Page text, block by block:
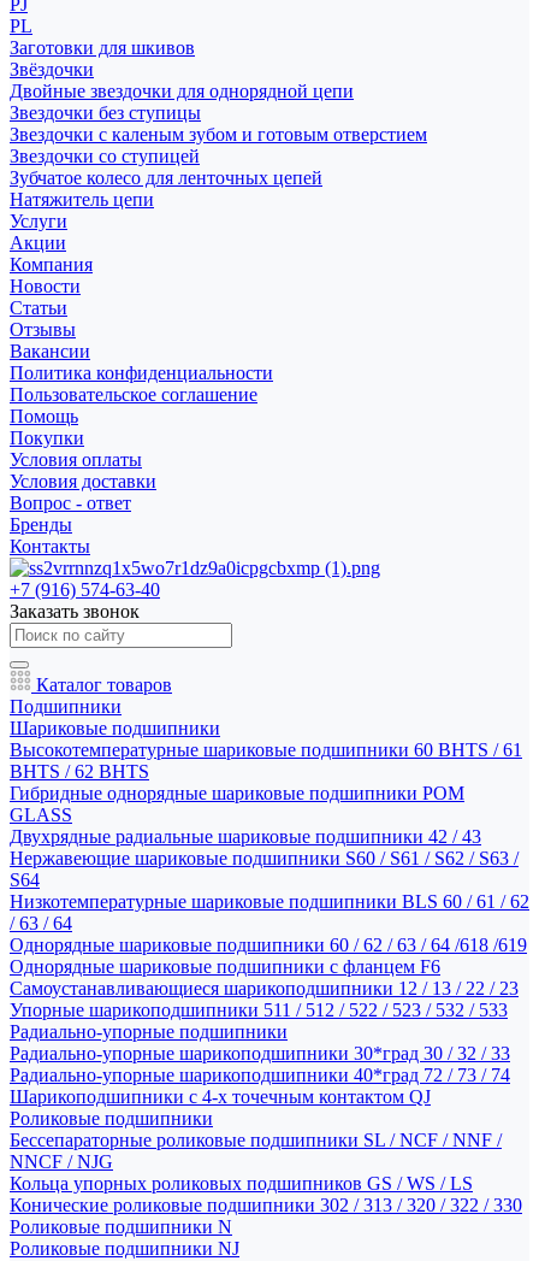
PJ
PL
Заготовки для шкивов
Звёздочки
Двойные звездочки для однорядной цепи
Звездочки без ступицы
Звездочки с каленым зубом и готовым отверстием
Звездочки со ступицей
Зубчатое колесо для ленточных цепей
Натяжитель цепи
Услуги
Акции
Компания
Новости
Статьи
Отзывы
Вакансии
Политика конфиденциальности
Пользовательское соглашение
Помощь
Покупки
Условия оплаты
Условия доставки
Вопрос - ответ
Бренды
Контакты
+7 (916) 574-63-40
Заказать звонок
Каталог товаров
Подшипники
Шариковые подшипники
Высокотемпературные шариковые подшипники 60 BHTS / 61
BHTS / 62 BHTS
Гибридные однорядные шариковые подшипники POM
GLASS
Двухрядные радиальные шариковые подшипники 42 / 43
Нержавеющие шариковые подшипники S60 / S61 / S62 / S63 /
S64
Низкотемпературные шариковые подшипники BLS 60 / 61 / 62
/ 63 / 64
Однорядные шариковые подшипники 60 / 62 / 63 / 64 /618 /619
Однорядные шариковые подшипники с фланцем F6
Самоустанавливающиеся шарикоподшипники 12 / 13 / 22 / 23
Упорные шарикоподшипники 511 / 512 / 522 / 523 / 532 / 533
Радиально-упорные подшипники
Радиально-упорные шарикоподшипники 30*град 30 / 32 / 33
Радиально-упорные шарикоподшипники 40*град 72 / 73 / 74
Шарикоподшипники с 4-х точечным контактом QJ
Роликовые подшипники
Бессепараторные роликовые подшипники SL / NCF / NNF /
NNCF / NJG
Кольца упорных роликовых подшипников GS / WS / LS
Конические роликовые подшипники 302 / 313 / 320 / 322 / 330
Роликовые подшипники N
Роликовые подшипники NJ